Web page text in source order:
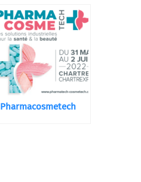
Pharmacosmetech